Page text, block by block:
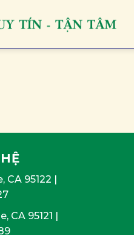
CA 95122 |
CA 95121 |